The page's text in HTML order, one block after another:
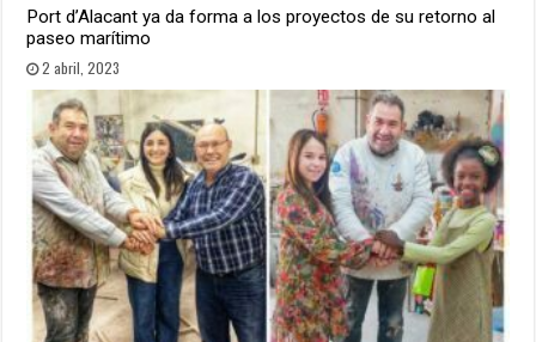
Port d’Alacant ya da forma a los proyectos de su retorno al
paseo marítimo
2 abril, 2023